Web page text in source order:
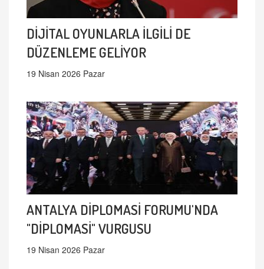
DİJİTAL OYUNLARLA İLGİLİ DE
DÜZENLEME GELİYOR
19 Nisan 2026 Pazar
ANTALYA DİPLOMASİ FORUMU'NDA
"DİPLOMASİ" VURGUSU
19 Nisan 2026 Pazar